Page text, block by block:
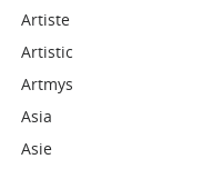
Artiste
Artistic
Artmys
Asia
Asie